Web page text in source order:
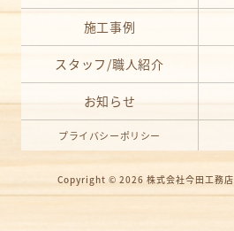
施工事例
スタッフ/職人紹介
お知らせ
プライバシーポリシー
Copyright © 2026 株式会社今田工務店